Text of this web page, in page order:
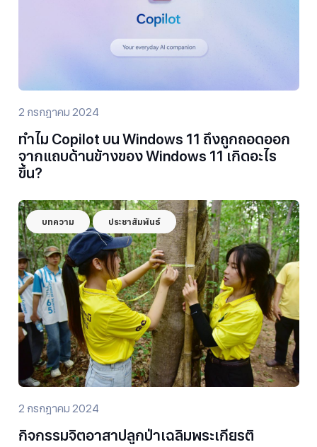
2 กรกฎาคม 2024
ทำไม Copilot บน Windows 11 ถึงถูกถอดออก
จากแถบด้านข้างของ Windows 11 เกิดอะไร
ขึ้น?
บทความ ประชาสัมพันธ์
2 กรกฎาคม 2024
กิจกรรมจิตอาสาปลูกป่าเฉลิมพระเกียรติ